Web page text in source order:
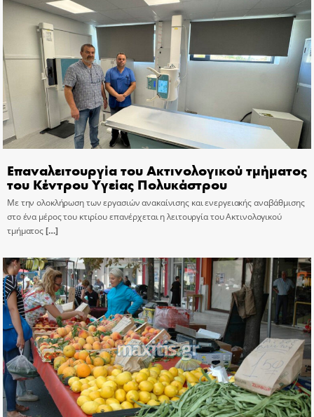
Επαναλειτουργία του Ακτινολογικού τμήματος
του Κέντρου Υγείας Πολυκάστρου
Με την ολοκλήρωση των εργασιών ανακαίνισης και ενεργειακής αναβάθμισης
στο ένα μέρος του κτιρίου επανέρχεται η λειτουργία του Ακτινολογικού
τμήματος[…]